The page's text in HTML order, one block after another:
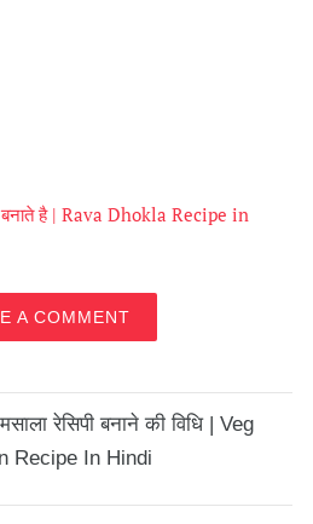
है | Rava Dhokla Recipe in
A COMMENT
रेसिपी बनाने की विधि | Veg
Recipe In Hindi